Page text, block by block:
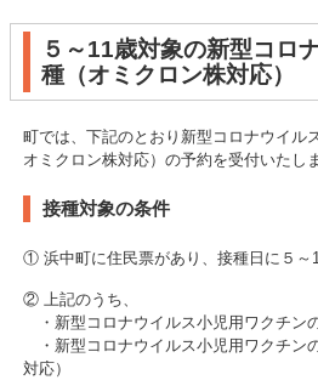
５～11歳対象の新型コロ
種（オミクロン株対応）
町では、下記のとおり新型コロナウイル
オミクロン株対応）の予約を受付いたしま
接種対象の条件
① 浜中町に住民票があり、接種日に５～
② 上記のうち、
・新型コロナウイルス小児用ワクチン
・新型コロナウイルス小児用ワクチン
対応）